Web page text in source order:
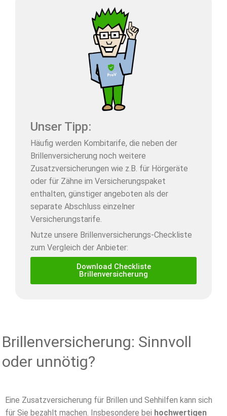
Unser Tipp:
Häufig werden Kombitarife, die neben der
Brillenversicherung noch weitere
Zusatzversicherungen wie z.B. für Hörgeräte
oder für Zähne im Versicherungspaket
enthalten, günstiger angeboten als der
separate Abschluss einzelner
Versicherungstarife.
Nutze unsere Brillenversicherungs-Checkliste
zum Vergleich der Anbieter:
Download Checkliste
Brillenversicherung
Brillenversicherung: Sinnvoll
oder unnötig?
Eine Zusatzversicherung für Brillen und Sehhilfen kann sich
für Sie bezahlt machen. Insbesondere bei hochwertigen